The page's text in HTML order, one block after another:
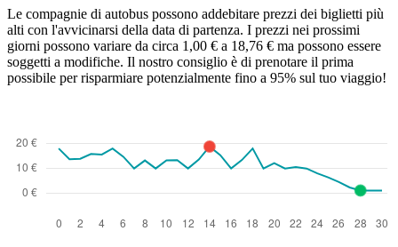
Le compagnie di autobus possono addebitare prezzi dei biglietti più
alti con l'avvicinarsi della data di partenza. I prezzi nei prossimi
giorni possono variare da circa 1,00 € a 18,76 € ma possono essere
soggetti a modifiche. Il nostro consiglio è di prenotare il prima
possibile per risparmiare potenzialmente fino a 95% sul tuo viaggio!